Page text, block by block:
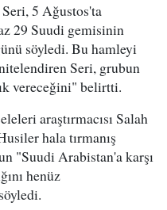
5 Ağustos'ta
29 Suudi gemisinin
söyledi. Bu hamleyi
Seri, grubun
vereceğini" belirtti.
araştırmacısı Salah
hala tırmanış
"Suudi Arabistan'a karşı
henüz